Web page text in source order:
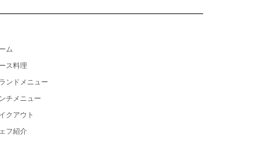
ム
ス料理
ンドメニュー
チメニュー
クアウト
フ紹介